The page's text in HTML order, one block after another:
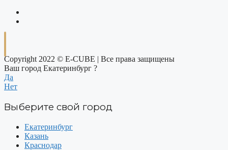
Copyright 2022 © E-CUBE | Все права защищены
Ваш город Екатеринбург ?
Да
Нет
Выберите свой город
Екатеринбург
Казань
Краснодар